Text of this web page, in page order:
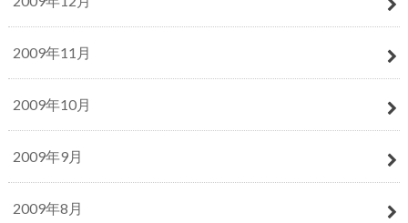
2009年11月
2009年10月
2009年9月
2009年8月